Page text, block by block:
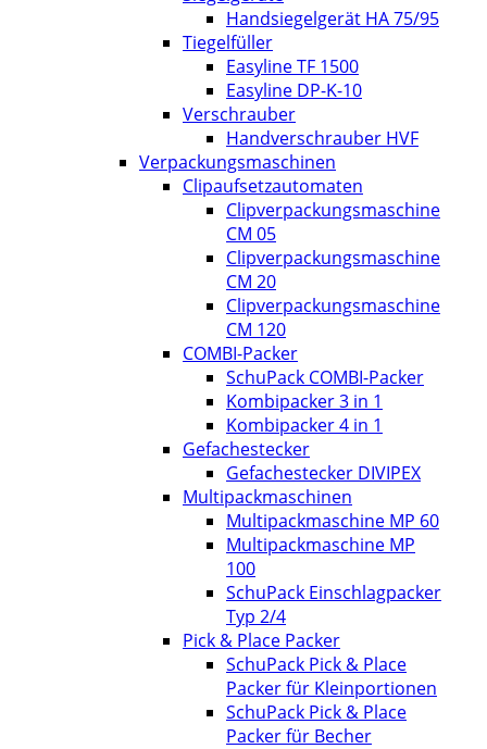
Handsiegelgerät HA 75/95
Tiegelfüller
Easyline TF 1500
Easyline DP-K-10
Verschrauber
Handverschrauber HVF
Verpackungsmaschinen
Clipaufsetzautomaten
Clipverpackungsmaschine
CM 05
Clipverpackungsmaschine
CM 20
Clipverpackungsmaschine
CM 120
COMBI-Packer
SchuPack COMBI-Packer
Kombipacker 3 in 1
Kombipacker 4 in 1
Gefachestecker
Gefachestecker DIVIPEX
Multipackmaschinen
Multipackmaschine MP 60
Multipackmaschine MP
100
SchuPack Einschlagpacker
Typ 2/4
Pick & Place Packer
SchuPack Pick & Place
Packer für Kleinportionen
SchuPack Pick & Place
Packer für Becher